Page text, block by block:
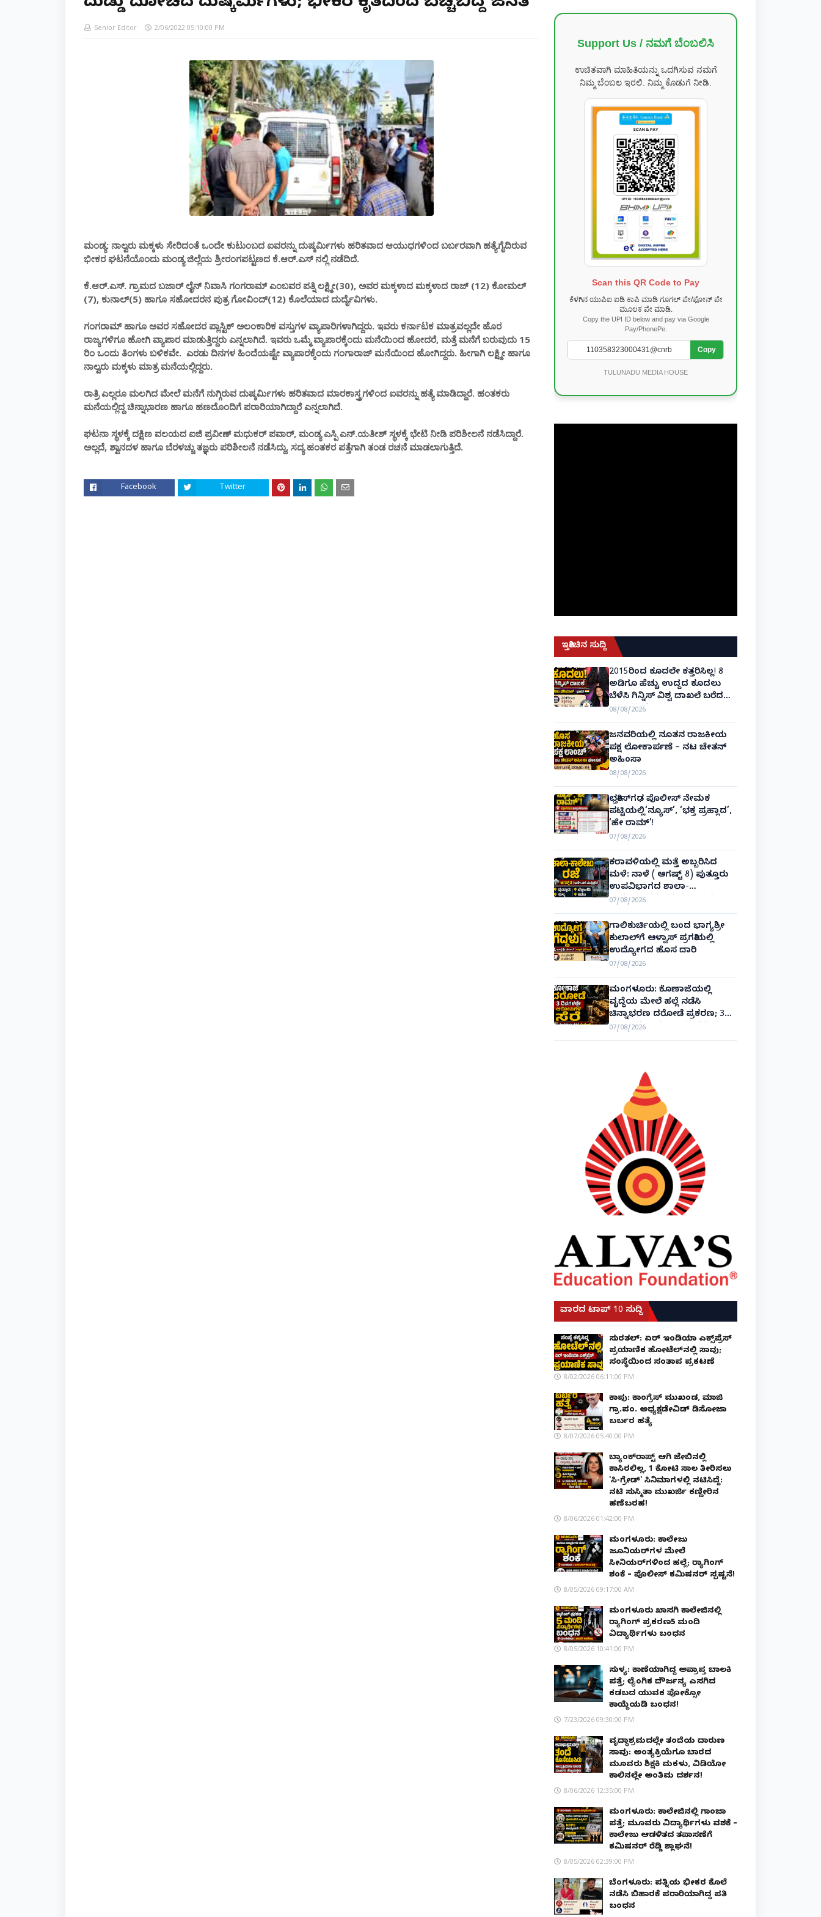
Senior Editor 2/06/2022 05:10:00 PM
ಮಂಡ್ಯ: ನಾಲ್ವರು ಮಕ್ಕಳು ಸೇರಿದಂತೆ ಒಂದೇ ಕುಟುಂಬದ ಐವರನ್ನು ದುಷ್ಕರ್ಮಿಗಳು ಹರಿತವಾದ ಆಯುಧಗಳಿಂದ ಬರ್ಬರವಾಗಿ ಹತ್ಯೆಗೈದಿರುವ
ಭೀಕರ ಘಟನೆಯೊಂದು ಮಂಡ್ಯ ಜಿಲ್ಲೆಯ ಶ್ರೀರಂಗಪಟ್ಟಣದ ಕೆ.ಆರ್.ಎಸ್ ನಲ್ಲಿ ನಡೆದಿದೆ.
ಕೆ.ಆರ್.ಎಸ್. ಗ್ರಾಮದ ಬಜಾರ್ ಲೈನ್ ನಿವಾಸಿ ಗಂಗರಾಮ್ ಎಂಬವರ ಪತ್ನಿ ಲಕ್ಷ್ಮೀ(30), ಅವರ ಮಕ್ಕಳಾದ ಮಕ್ಕಳಾದ ರಾಜ್ (12) ಕೋಮಲ್
(7), ಕುನಾಲ್(5) ಹಾಗೂ ಸಹೋದರನ ಪುತ್ರ ಗೋವಿಂದ್(12) ಕೊಲೆಯಾದ ದುರ್ದೈವಿಗಳು.
ಗಂಗರಾಮ್ ಹಾಗೂ ಅವರ ಸಹೋದರ ಪ್ಲಾಸ್ಟಿಕ್ ಅಲಂಕಾರಿಕ ವಸ್ತುಗಳ ವ್ಯಾಪಾರಿಗಳಾಗಿದ್ದರು. ಇವರು ಕರ್ನಾಟಕ ಮಾತ್ರವಲ್ಲದೇ ಹೊರ
ರಾಜ್ಯಗಳಿಗೂ ಹೋಗಿ ವ್ಯಾಪಾರ ಮಾಡುತ್ತಿದ್ದರು ಎನ್ನಲಾಗಿದೆ. ಇವರು ಒಮ್ಮೆ ವ್ಯಾಪಾರಕ್ಕೆಂದು ಮನೆಯಿಂದ ಹೋದರೆ, ಮತ್ತೆ ಮನೆಗೆ ಬರುವುದು 15
ರಿಂ ಒಂದು ತಿಂಗಳು ಬಳಿಕವೇ. ಎರಡು ದಿನಗಳ ಹಿಂದೆಯಷ್ಟೇ ವ್ಯಾಪಾರಕ್ಕೆಂದು ಗಂಗಾರಾಜ್ ಮನೆಯಿಂದ ಹೋಗಿದ್ದರು. ಹೀಗಾಗಿ ಲಕ್ಷ್ಮೀ ಹಾಗೂ
ನಾಲ್ವರು ಮಕ್ಕಳು ಮಾತ್ರ ಮನೆಯಲ್ಲಿದ್ದರು.
ರಾತ್ರಿ ಎಲ್ಲರೂ ಮಲಗಿದ ಮೇಲೆ ಮನೆಗೆ ನುಗ್ಗಿರುವ ದುಷ್ಕರ್ಮಿಗಳು ಹರಿತವಾದ ಮಾರಕಾಸ್ತ್ರಗಳಿಂದ ಐವರನ್ನು ಹತ್ಯೆ ಮಾಡಿದ್ದಾರೆ. ಹಂತಕರು
ಮನೆಯಲ್ಲಿದ್ದ ಚಿನ್ನಾಭಾರಣ ಹಾಗೂ ಹಣದೊಂದಿಗೆ ಪರಾರಿಯಾಗಿದ್ದಾರೆ ಎನ್ನಲಾಗಿದೆ.
ಘಟನಾ ಸ್ಥಳಕ್ಕೆ ದಕ್ಷಿಣ ವಲಯದ ಐಜಿ ಪ್ರವೀಣ್ ಮಧುಕರ್ ಪವಾರ್, ಮಂಡ್ಯ ಎಸ್ಪಿ ಎನ್.ಯತೀಶ್ ಸ್ಥಳಕ್ಕೆ ಭೇಟಿ ನೀಡಿ ಪರಿಶೀಲನೆ ನಡೆಸಿದ್ದಾರೆ.
ಅಲ್ಲದೆ, ಶ್ವಾನದಳ ಹಾಗೂ ಬೆರಳಚ್ಚು ತಜ್ಞರು ಪರಿಶೀಲನೆ ನಡೆಸಿದ್ದು, ಸದ್ಯ ಹಂತಕರ ಪತ್ತೆಗಾಗಿ ತಂಡ ರಚನೆ ಮಾಡಲಾಗುತ್ತಿದೆ.
Facebook Twitter
Support Us / ನಮಗೆ ಬೆಂಬಲಿಸಿ
ಉಚಿತವಾಗಿ ಮಾಹಿತಿಯನ್ನು ಒದಗಿಸುವ ನಮಗೆ
ನಿಮ್ಮ ಬೆಂಬಲ ಇರಲಿ. ನಿಮ್ಮ ಕೊಡುಗೆ ನೀಡಿ.
Scan this QR Code to Pay
ಕೆಳಗಿನ ಯುಪಿಐ ಐಡಿ ಕಾಪಿ ಮಾಡಿ ಗೂಗಲ್ ಪೇ/ಫೋನ್ ಪೇ
ಮೂಲಕ ಪೇ ಮಾಡಿ.
Copy the UPI ID below and pay via Google
Pay/PhonePe.
Copy
TULUNADU MEDIA HOUSE
ಇತ್ತೀಚಿನ ಸುದ್ದಿ
2015ರಿಂದ ಕೂದಲೇ ಕತ್ತರಿಸಿಲ್ಲ! 8
ಅಡಿಗೂ ಹೆಚ್ಚು ಉದ್ದದ ಕೂದಲು
ಬೆಳೆಸಿ ಗಿನ್ನಿಸ್ ವಿಶ್ವ ದಾಖಲೆ ಬರೆದ
ಭಾರತದ ರೇಣು ಧರಿಯಾಲ್!
08/08/2026
ಜನವರಿಯಲ್ಲಿ ನೂತನ ರಾಜಕೀಯ
ಪಕ್ಷ ಲೋಕಾರ್ಪಣೆ – ನಟ ಚೇತನ್
ಅಹಿಂಸಾ
08/08/2026
ಛತ್ತೀಸ್‌ಗಢ ಪೊಲೀಸ್ ನೇಮಕ
ಪಟ್ಟಿಯಲ್ಲಿ‘ನ್ಯೂಸ್’, ‘ಭಕ್ತ ಪ್ರಹ್ಲಾದ’,
‘ಹೇ ರಾಮ್’!
07/08/2026
ಕರಾವಳಿಯಲ್ಲಿ ಮತ್ತೆ ಅಬ್ಬರಿಸಿದ
ಮಳೆ: ನಾಳೆ ( ಆಗಷ್ಟ್ 8) ಪುತ್ತೂರು
ಉಪವಿಭಾಗದ ಶಾಲಾ-
ಕಾಲೇಜುಗಳಿಗೆ ರಜೆ ಘೋಷಣೆ!
07/08/2026
ಗಾಲಿಕುರ್ಚಿಯಲ್ಲಿ ಬಂದ ಭಾಗ್ಯಶ್ರೀ
ಕುಲಾಲ್‌ಗೆ ಆಳ್ವಾಸ್ ಪ್ರಗತಿಯಲ್ಲಿ
ಉದ್ಯೋಗದ ಹೊಸ ದಾರಿ
07/08/2026
ಮಂಗಳೂರು: ಕೊಣಾಜೆಯಲ್ಲಿ
ವೃದ್ಧೆಯ ಮೇಲೆ ಹಲ್ಲೆ ನಡೆಸಿ
ಚಿನ್ನಾಭರಣ ದರೋಡೆ ಪ್ರಕರಣ; 3
ದಿನಗಳಲ್ಲೇ ಆರೋಪಿಗಳ ಸೆರೆ!
07/08/2026
ವಾರದ ಟಾಪ್ 10 ಸುದ್ದಿ
ಸುರತ್ಕಲ್: ಏರ್ ಇಂಡಿಯಾ ಎಕ್ಸ್‌ಪ್ರೆಸ್
ಪ್ರಯಾಣಿಕ ಹೋಟೆಲ್‌ನಲ್ಲಿ ಸಾವು;
ಸಂಸ್ಥೆಯಿಂದ ಸಂತಾಪ ಪ್ರಕಟಣೆ
8/02/2026 06:11:00 PM
ಕಾಪು: ಕಾಂಗ್ರೆಸ್ ಮುಖಂಡ, ಮಾಜಿ
ಗ್ರಾ.ಪಂ. ಅಧ್ಯಕ್ಷಡೇವಿಡ್ ಡಿಸೋಜಾ
ಬರ್ಬರ ಹತ್ಯೆ
8/07/2026 05:40:00 PM
ಬ್ಯಾಂಕ್‌ರಾಪ್ಟ್‌ ಆಗಿ ಜೇಬಿನಲ್ಲಿ
ಕಾಸಿರಲಿಲ್ಲ, ₹1 ಕೋಟಿ ಸಾಲ ತೀರಿಸಲು
'ಸಿ-ಗ್ರೇಡ್' ಸಿನಿಮಾಗಳಲ್ಲಿ ನಟಿಸಿದ್ದೆ:
ನಟಿ ಸುಸ್ಮಿತಾ ಮುಖರ್ಜಿ ಕಣ್ಣೀರಿನ
ಹಣೆಬರಹ!
8/06/2026 01:42:00 PM
ಮಂಗಳೂರು: ಕಾಲೇಜು
ಜೂನಿಯರ್‌ಗಳ ಮೇಲೆ
ಸೀನಿಯರ್‌ಗಳಿಂದ ಹಲ್ಲೆ; ರ‌್ಯಾಗಿಂಗ್
ಶಂಕೆ – ಪೊಲೀಸ್ ಕಮಿಷನರ್ ಸ್ಪಷ್ಟನೆ!
8/05/2026 09:17:00 AM
ಮಂಗಳೂರು ಖಾಸಗಿ ಕಾಲೇಜಿನಲ್ಲಿ
ರ‌್ಯಾಗಿಂಗ್ ಪ್ರಕರಣ5 ಮಂದಿ
ವಿದ್ಯಾರ್ಥಿಗಳು ಬಂಧನ
8/05/2026 10:41:00 PM
ಸುಳ್ಯ: ಕಾಣೆಯಾಗಿದ್ದ ಅಪ್ರಾಪ್ತ ಬಾಲಕಿ
ಪತ್ತೆ; ಲೈಂಗಿಕ ದೌರ್ಜನ್ಯ ಎಸಗಿದ
ಕಡಬದ ಯುವಕ ಪೋಕ್ಸೋ
ಕಾಯ್ದೆಯಡಿ ಬಂಧನ!
7/23/2026 09:30:00 PM
ವೃದ್ಧಾಶ್ರಮದಲ್ಲೇ ತಂದೆಯ ದಾರುಣ
ಸಾವು: ಅಂತ್ಯಕ್ರಿಯೆಗೂ ಬಾರದ
ಮೂವರು ಶಿಕ್ಷಕಿ ಮಕಳು, ವಿಡಿಯೋ
ಕಾಲಿನಲ್ಲೇ ಅಂತಿಮ ದರ್ಶನ!
8/06/2026 12:35:00 PM
ಮಂಗಳೂರು: ಕಾಲೇಜಿನಲ್ಲಿ ಗಾಂಜಾ
ಪತ್ತೆ; ಮೂವರು ವಿದ್ಯಾರ್ಥಿಗಳು ವಶಕ್ಕೆ –
ಕಾಲೇಜು ಆಡಳಿತದ ತಪಾಸಣೆಗೆ
ಕಮಿಷನರ್ ರೆಡ್ಡಿ ಶ್ಲಾಘನೆ!
8/05/2026 02:39:00 PM
ಬೆಂಗಳೂರು: ಪತ್ನಿಯ ಭೀಕರ ಕೊಲೆ
ನಡೆಸಿ ಬಿಹಾರಕ್ಕೆ ಪರಾರಿಯಾಗಿದ್ದ ಪತಿ
ಬಂಧನ